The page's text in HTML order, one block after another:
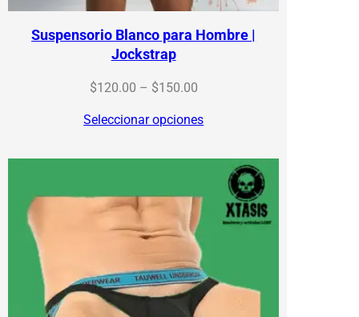
Suspensorio Blanco para Hombre |
Jockstrap
$120.00 – $150.00Price
$120.00
$150.00
Seleccionar opciones